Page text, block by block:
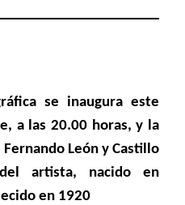
se inaugura este
a las 20.00 horas, y la
León y Castillo
artista, nacido en
en 1920